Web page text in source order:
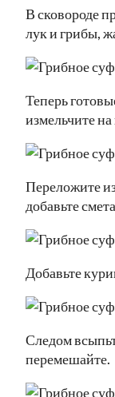
В сковороде
лук и грибы,
Теперь
измельчите
Переложите
добавьте
Добавьте
Следом
перемешайте.